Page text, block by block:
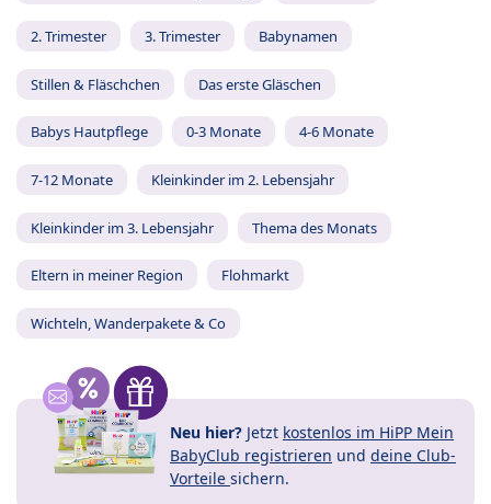
2. Trimester 3. Trimester Babynamen
Stillen & Fläschchen Das erste Gläschen
Babys Hautpflege 0-3 Monate 4-6 Monate
7-12 Monate Kleinkinder im 2. Lebensjahr
Kleinkinder im 3. Lebensjahr Thema des Monats
Eltern in meiner Region Flohmarkt
Wichteln, Wanderpakete & Co
Neu hier? Jetzt kostenlos im HiPP Mein
BabyClub registrieren und deine Club-
Vorteile sichern.